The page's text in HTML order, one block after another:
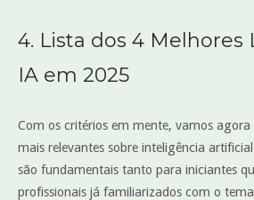
4. Lista dos 4 Melhores
IA em 2025
Com os critérios em mente, vamos agora
mais relevantes sobre inteligência
são fundamentais tanto para iniciantes
profissionais já familiarizados com o